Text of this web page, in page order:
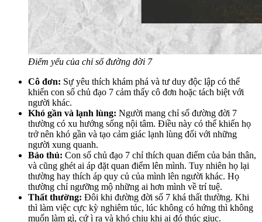
Điểm yếu của chỉ số đường đời 7
Cô đơn: Sự yêu thích khám phá và tư duy độc lập có thể
khiến con số chủ đạo 7 cảm thấy cô đơn hoặc tách biệt với
người khác.
Khó gần và lạnh lùng: Người mang chỉ số đường đời 7
thường có xu hướng sống nội tâm. Điều này có thể khiến họ
trở nên khó gần và tạo cảm giác lạnh lùng đối với những
người xung quanh.
Bảo thủ: Con số chủ đạo 7 chỉ thích quan điểm của bản thân,
và cũng ghét ai áp đặt quan điểm lên mình. Tuy nhiên họ lại
thường hay thích áp quy củ của mình lên người khác. Họ
thường chỉ ngưỡng mộ những ai hơn mình về trí tuệ.
Thất thường: Đôi khi đường đời số 7 khá thất thường. Khi
thì làm việc cực kỳ nghiêm túc, lúc không có hứng thì không
muốn làm gì, cứ ì ra và khó chịu khi ai đó thúc giục.